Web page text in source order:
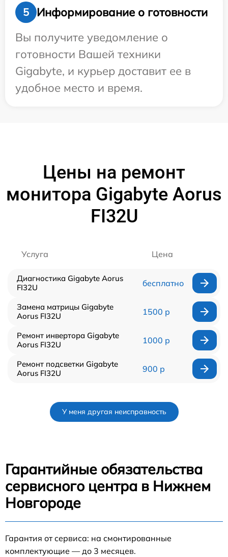
5
Информирование о готовности
Вы получите уведомление о
готовности Вашей техники
Gigabyte, и курьер доставит ее в
удобное место и время.
Цены на ремонт
монитора Gigabyte Aorus
FI32U
Услуга Цена
Диагностика Gigabyte Aorus
FI32U
бесплатно
Замена матрицы Gigabyte
Aorus FI32U
1500 р
Ремонт инвертора Gigabyte
Aorus FI32U
1000 р
Ремонт подсветки Gigabyte
Aorus FI32U
900 р
У меня другая неисправность
Гарантийные обязательства
сервисного центра в Нижнем
Новгороде
Гарантия от сервиса: на смонтированные
комплектующие — до 3 месяцев.